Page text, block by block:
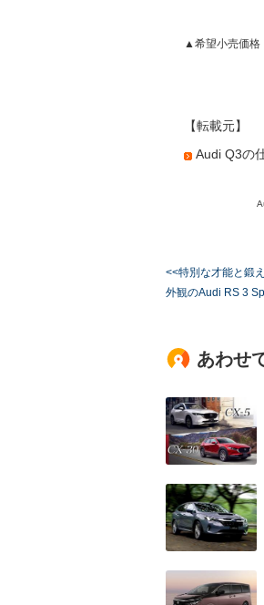
▲希望小売価格
【転載元】
Audi Q3の
<<特別な才能と鍛
外観のAudi RS 3
あわせ